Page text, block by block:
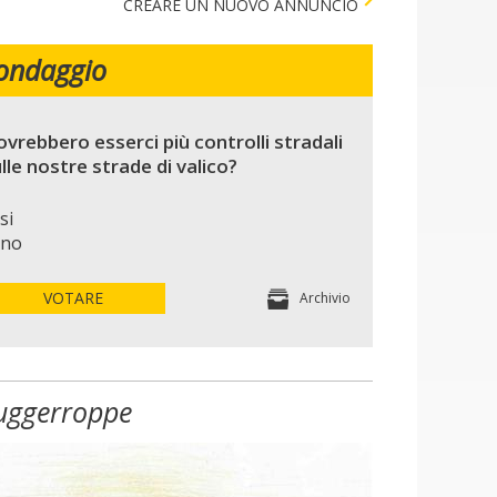
CREARE UN NUOVO ANNUNCIO
esserci più controlli stradali
nostre strade di valico?
si
no
VOTARE Archivio